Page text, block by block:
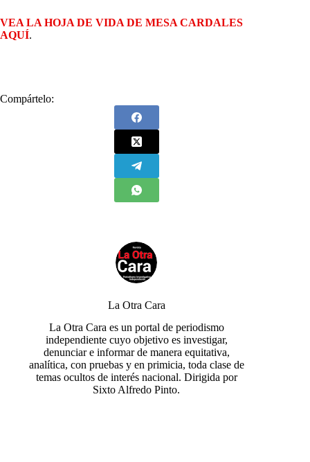
VEA LA HOJA DE VIDA DE MESA CARDALES
AQUÍ.
Compártelo:
La Otra Cara
La Otra Cara es un portal de periodismo
independiente cuyo objetivo es investigar,
denunciar e informar de manera equitativa,
analítica, con pruebas y en primicia, toda clase de
temas ocultos de interés nacional. Dirigida por
Sixto Alfredo Pinto.